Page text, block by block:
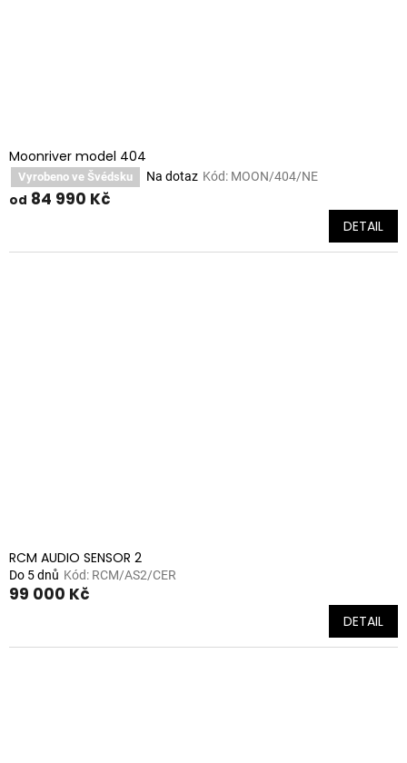
Moonriver model 404
Vyrobeno ve Švédsku Na dotaz Kód: MOON/404/NE
od 84 990 Kč
DETAIL
RCM AUDIO SENSOR 2
Do 5 dnů Kód: RCM/AS2/CER
99 000 Kč
DETAIL